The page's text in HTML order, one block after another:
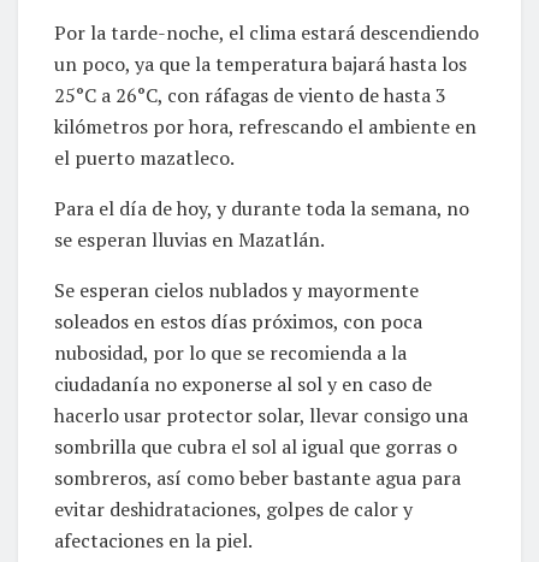
Por la tarde-noche, el clima estará descendiendo
un poco, ya que la temperatura bajará hasta los
25°C a 26°C, con ráfagas de viento de hasta 3
kilómetros por hora, refrescando el ambiente en
el puerto mazatleco.
Para el día de hoy, y durante toda la semana, no
se esperan lluvias en Mazatlán.
Se esperan cielos nublados y mayormente
soleados en estos días próximos, con poca
nubosidad, por lo que se recomienda a la
ciudadanía no exponerse al sol y en caso de
hacerlo usar protector solar, llevar consigo una
sombrilla que cubra el sol al igual que gorras o
sombreros, así como beber bastante agua para
evitar deshidrataciones, golpes de calor y
afectaciones en la piel.